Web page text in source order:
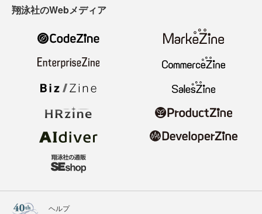
翔泳社のWebメディア
ヘルプ